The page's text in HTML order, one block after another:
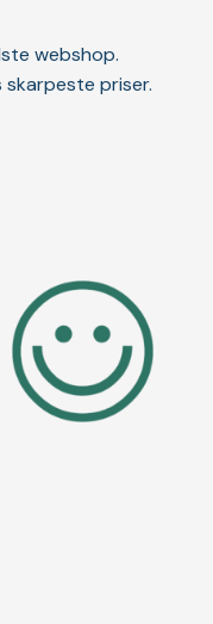
webshop.
skarpeste priser.